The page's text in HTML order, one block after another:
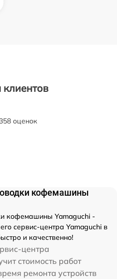
оценок
кофемашины
кофемашины Yamaguchi -
сервис-центра Yamaguchi в
и качественно!
центра
стоимость работ
ремонта устройств